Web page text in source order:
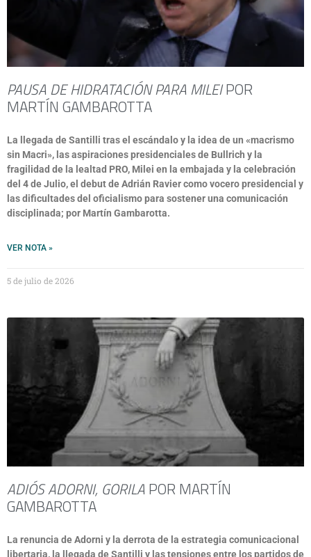
PAUSA DE HIDRATACIÓN PARA MILEIPOR
MARTÍN GAMBAROTTA
La llegada de Santilli tras el escándalo y la idea de un «macrismo
sin Macri», las aspiraciones presidenciales de Bullrich y la
fragilidad de la lealtad PRO, Milei en la embajada y la celebración
del 4 de Julio, el debut de Adrián Ravier como vocero presidencial y
las dificultades del oficialismo para sostener una comunicación
disciplinada; por Martín Gambarotta.
VER NOTA »
5 de julio de 2026
ADIÓS ADORNI, GORILAPOR MARTÍN
GAMBAROTTA
La renuncia de Adorni y la derrota de la estrategia comunicacional
libertaria, la llegada de Santilli y las tensiones entre los partidos de